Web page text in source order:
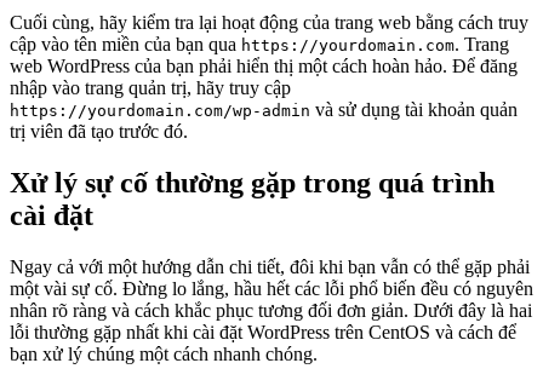
Cuối cùng, hãy kiểm tra lại hoạt động của trang web bằng cách truy
cập vào tên miền của bạn qua https://yourdomain.com. Trang
web WordPress của bạn phải hiển thị một cách hoàn hảo. Để đăng
nhập vào trang quản trị, hãy truy cập
https://yourdomain.com/wp-admin và sử dụng tài khoản quản
trị viên đã tạo trước đó.
Xử lý sự cố thường gặp trong quá trình
cài đặt
Ngay cả với một hướng dẫn chi tiết, đôi khi bạn vẫn có thể gặp phải
một vài sự cố. Đừng lo lắng, hầu hết các lỗi phổ biến đều có nguyên
nhân rõ ràng và cách khắc phục tương đối đơn giản. Dưới đây là hai
lỗi thường gặp nhất khi cài đặt WordPress trên CentOS và cách để
bạn xử lý chúng một cách nhanh chóng.